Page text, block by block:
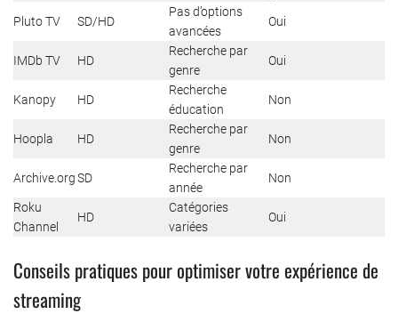
Pluto TV SD/HD
Pas d’options
avancées
Oui
IMDb TV HD
Recherche par
genre
Oui
Kanopy HD
Recherche
éducation
Non
Hoopla HD
Recherche par
genre
Non
Archive.orgSD
Recherche par
année
Non
Roku
Channel
HD
Catégories
variées
Oui
Conseils pratiques pour optimiser votre expérience de
streaming